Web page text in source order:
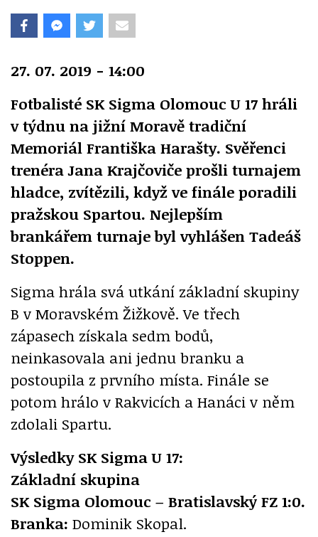
27. 07. 2019 - 14:00
Fotbalisté SK Sigma Olomouc U 17 hráli
v týdnu na jižní Moravě tradiční
Memoriál Františka Harašty. Svěřenci
trenéra Jana Krajčoviče prošli turnajem
hladce, zvítězili, když ve finále poradili
pražskou Spartou. Nejlepším
brankářem turnaje byl vyhlášen Tadeáš
Stoppen.
Sigma hrála svá utkání základní skupiny
B v Moravském Žižkově. Ve třech
zápasech získala sedm bodů,
neinkasovala ani jednu branku a
postoupila z prvního místa. Finále se
potom hrálo v Rakvicích a Hanáci v něm
zdolali Spartu.
Výsledky SK Sigma U 17:
Základní skupina
SK Sigma Olomouc – Bratislavský FZ 1:0.
Branka: Dominik Skopal.